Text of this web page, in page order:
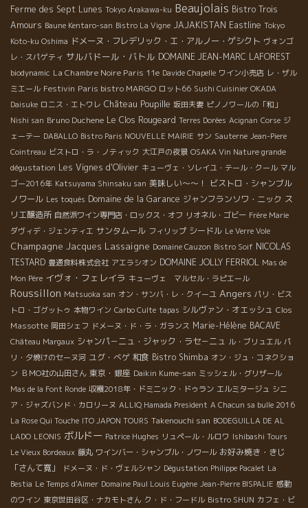
Ferme des Sept Lunes Tokyo Arakawa-ku Beaujolais Bistro Trois
Amours Baune Kentaro-san Bistro La Vigne JAJAKISTAN Eastline Tokyo
Koto-ku Oshima ドメーヌ・フレデリック・エ・アルノー・ゲシクト ヴォンゴ
レ・スパゲティ サルバドール・バトル DOMAINE JEAN-MARC LAFOREST
biodynamic La Chambre Noire Paris 11e Davide Chapelle ワイン小売店 レ・ザル
ミエール Festivin Paris bistro MARGO ロット66 Sushi Cuisinier OKADA
Daisuke ロニス・エトワレ Château Poupille 坂田夫妻 ピノノワールの「和」
Nishi san Bruno Duchene Le Clos Rougeard Terres Dorées Acignan Corse ジ
ェーテー DABALLO Bistro Paris NOUVELLE MAIRIE サン Sauterne Jean-Piere
Cointreau ビストロ・ラ・ノティック 大江戸の夜景 OSAKA Vin Nature grande
dégustation Les Vignes d'Olivier キューヴェ・ソレイユ・テール・クール マル
ゴー2016年 Katsuyama Shinsaku san 美味しい～～！
ビストロ・シャンブル
ノワール Les toqués Domaine de la Garance ジャンフランソワ・ニック ス
リエ醸造所 自然派ワイン専門店・ロックス・オフ リオネル・ゴビー Frère Marie
ダヴィデ・ジェンティエ サンタムール フィリップ シードル Le Verre Vole
Champagne Jacques Lassaigne Domaine Cauzon Bistro Soif NICOLAS
TESTARD 豊通食料株式会社 アエラシオン DOMAINE JOLLY FERRIOL Mas de
Mon Père イヴォ・フェレイラ キューヴェ マルセル・ラピエール
Roussillon Matsuoka san オン・サンバ・レ・クイーユ Angers パリ・ビス
トロ・ゴグットゥ 本物ワイン Carbo Culte tapas シルヴァン・オエッシュ Clos
Massotte 岡田シェフ ドメーヌ・ド・ラ・ガランス Marie-Hélène BACAVE
Château Margaux シャンパ－ニュ・ジャック・ラセ－ニュ ル・ブリュエル パ
リ・夕焼けのセーヌ河 ユグ・べゲ 和食 Bistro Shimba オン・ジュ・コネクショ
ン ＢＭО社の山田さん 東京・銀座 Daikin Kume-san ミッシェル・グリザール
Mas de la Font Ronde 収穫2018年・ドミニック・ドゥラン エルミタージュ シニ
ア・ジャズバンド・カロリーヌ ALLIQ Hamada President A Chacun sa bulle 2016
La Rose Qui Touche ITO JAPON TOURS Takenouchi san BODEGUILLA DE AL
LADO LEONIS ボルドー Patrice Hughes リュペール・ルロワ Ishibashi Tours
Le Vieux Bordeaux 藤丸 ワインバー・シャンブル・ノワール お好み焼き・きじ
「さんて寛」
ドメーヌ・ド・ヴェルシャン Dégustation Philippe Pacalet La
Bestia Le Temps d'Aimer Domaine Paul Louis Eugène Jean-Pierre BISPALIE 感動
のワイン 東京世田谷区・ナカモトさん ク・ド・フードル Bistro SHUN カフェ・ビ